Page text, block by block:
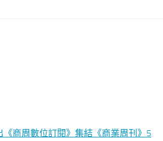
《商周數位訂閱》集結《商業周刊》5